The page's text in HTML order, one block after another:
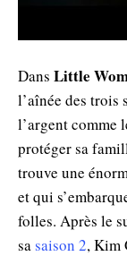
Dans Little
l’aînée des
l’argent comme
protéger sa
trouve une
et qui
folles. Après le
sasaison 2, Kim